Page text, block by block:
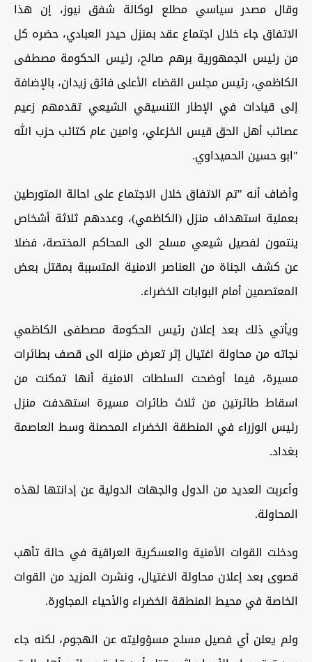
وقال مصدر سياسي مطلع لوكالة شفق نيوز، إن هذا
الاتفاق جاء خلال اجتماع عقد بمنزل حيدر العبادي، حضره كل
من رئيس الجمهورية برهم صالح، رئيس الحكومة مصطفى
الكاظمي، رئيس مجلس القضاء الأعلى فائق زيدان، بالإضافة
إلى قيادات في الإطار التنسيقي الشيعي تقدمهم زعيم
عصائب أهل الحق قيس الخزعلي، وامين عام كتائب حزب الله
"ابو حسين الحميداوي.
وأضاف أنه "تم الاتفاق خلال الاجتماع على احالة المتورطين
بعملية استهداف منزل (الكاظمي)، وعددهم ثلاثة أشخاص
ينتمون لفصيل شيعي مسلح الى المحاكم المختصة، فضلا
عن كشف الجناة من العناصر الامنية المتسببة بمقتل بعض
المعتصمين أمام البوابات الخضراء.
ويأتي ذلك بعد إعلان رئيس الحكومة مصطفى الكاظمي
نجاته من محاولة اغتيال إثر تعرض منزله الى قصف بطائرات
مسيرة، فيما أوضحت السلطات الامنية أنها تمكنت من
اسقاط طائرتين من ثلاث طائرات مسيرة استهدفت منزل
رئيس الوزراء في المنطقة الخضراء المحصنة وسط العاصمة
بغداد.
وأعربت العديد من الدول والجهات الدولية عن إدانتها لهذه
المحاولة.
ودخلت القوات الأمنية والعسكرية العراقية في حالة تأهب
قصوى بعد إعلان محاولة الاغتيال، ونشرت المزيد من القوات
الخاصة في محيط المنطقة الخضراء والأحياء المجاورة.
ولم يعلن أي فصيل مسلح مسؤوليته عن الهجوم، لكنه جاء